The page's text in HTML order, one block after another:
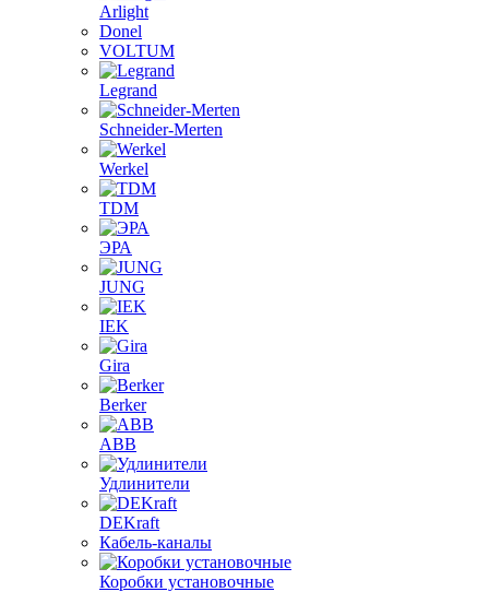
Arlight
Donel
VOLTUM
Legrand
Schneider-Merten
Werkel
TDM
ЭРА
JUNG
IEK
Gira
Berker
ABB
Удлинители
DEKraft
Кабель-каналы
Коробки установочные